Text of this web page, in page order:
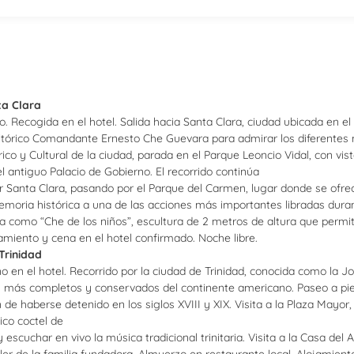
Clara
Recogida en el hotel. Salida hacia Santa Clara, ciudad ubicada en
Comandante Ernesto Che Guevara para admirar los
y Cultural de la ciudad, parada en el Parque Leoncio Vidal, con
antiguo Palacio de Gobierno. El recorrido continúa
Santa Clara, pasando por el Parque del Carmen, lugar donde se
histórica a una de las acciones más importantes libradas
como “Che de los niños”, escultura de 2 metros de altura que
y cena en el hotel confirmado. Noche libre.
en el hotel. Recorrido por la ciudad de Trinidad, conocida como la
completos y conservados del continente americano. Paseo a
de haberse detenido en los siglos XVIII y XIX. Visita a la Plaza
coctel de
escuchar en vivo la música tradicional trinitaria. Visita a la Casa